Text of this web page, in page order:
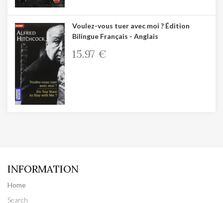
Voulez-vous tuer avec moi ? Édition
Bilingue Français - Anglais
15.97 €
INFORMATION
Home
Search